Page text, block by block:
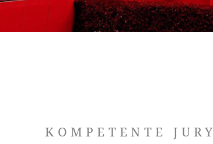
KOMPETENTE JURY